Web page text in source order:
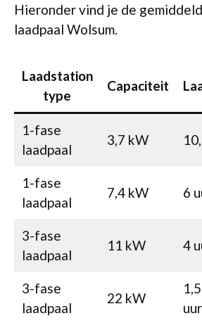
Hieronder vind je de
laadpaal Wolsum.
Laadstation
type
Capaciteit
1-fase
laadpaal
3,7 kW
1-fase
laadpaal
7,4 kW 6
3-fase
laadpaal
11 kW 4
3-fase
laadpaal
22 kW
uur